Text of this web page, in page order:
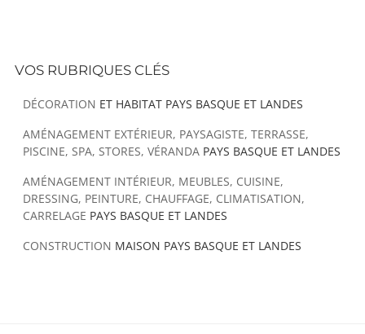
VOS RUBRIQUES CLÉS
DÉCORATION ET HABITAT PAYS BASQUE ET LANDES
AMÉNAGEMENT EXTÉRIEUR, PAYSAGISTE, TERRASSE,
PISCINE, SPA, STORES, VÉRANDA PAYS BASQUE ET LANDES
AMÉNAGEMENT INTÉRIEUR, MEUBLES, CUISINE,
DRESSING, PEINTURE, CHAUFFAGE, CLIMATISATION,
CARRELAGE PAYS BASQUE ET LANDES
CONSTRUCTION MAISON PAYS BASQUE ET LANDES